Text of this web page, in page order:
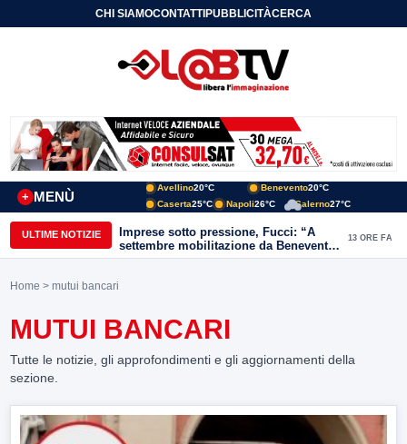
CHI SIAMOCONTATTIPUBBLICITÀCERCA
MENÙ
+
Avellino20°C Benevento20°C
Caserta25°C Napoli26°C Salerno27°C
ULTIME NOTIZIE
Imprese sotto pressione, Fucci: “A
settembre mobilitazione da Benevento
e Avellino”
13 ORE FA
Home > mutui bancari
MUTUI BANCARI
Tutte le notizie, gli approfondimenti e gli aggiornamenti della
sezione.